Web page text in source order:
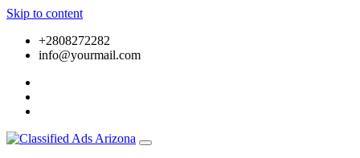
Skip to content
+2808272282
info@yourmail.com